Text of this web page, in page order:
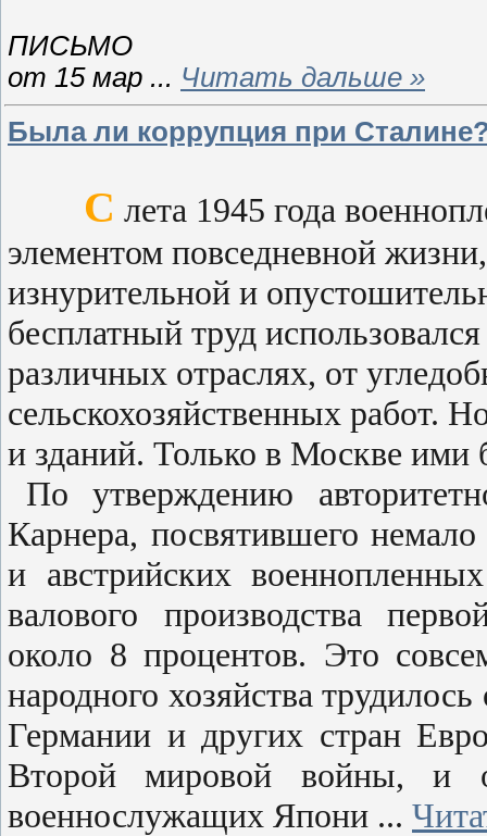
ПИСЬМО
от 15 мар ... Читать дальше »
Была ли коррупция при
С лета 1945 года
элементом повседневной
изнурительной и
бесплатный труд
различных отраслях, от
сельскохозяйственных работ.
и зданий. Только в Москве ими
По утверждению
Карнера, посвятившего
и австрийских
валового производства
около 8 процентов. Это
народного хозяйства
Германии и других стран
Второй мировой войны, и
военнослужащих Япони ...